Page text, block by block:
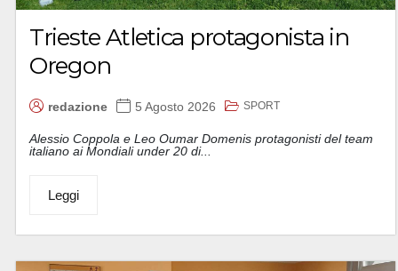
Trieste Atletica protagonista in
Oregon
redazione 5 Agosto 2026 SPORT
Alessio Coppola e Leo Oumar Domenis protagonisti del team
italiano ai Mondiali under 20 di...
Leggi